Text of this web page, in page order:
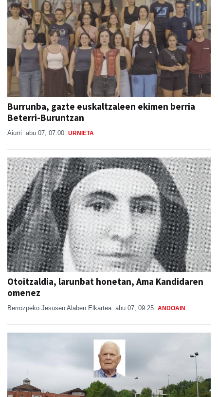
Burrunba, gazte euskaltzaleen ekimen berria
Beterri-Buruntzan
Aiurri abu 07, 07:00 URNIETA
Otoitzaldia, larunbat honetan, Ama Kandidaren
omenez
Berrozpeko Jesusen Alaben Elkartea abu 07, 09:25 ANDOAIN